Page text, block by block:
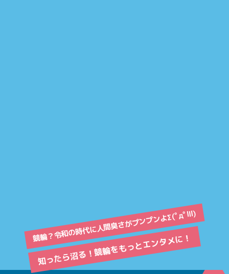
競輪？令和の時代に人間臭さがプンプンよΣ(ﾟдﾟlll)
知ったら沼る！競輪をもっとエンタメに！